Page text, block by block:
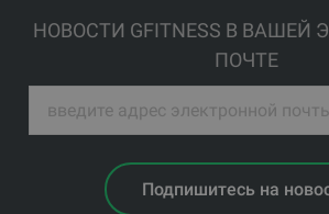
НОВОСТИ GFITNESS В ВАШЕЙ
ПОЧТЕ
Подпишитесь на